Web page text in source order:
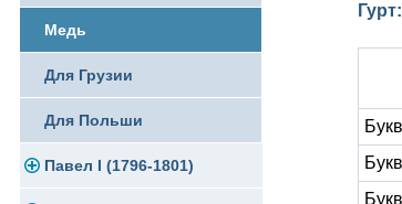
Памятные и донативные
Для Грузии
Русско-Польские
Для Польши
Памятные и донативные
Медь
Для Грузии
Для Польши
Павел I (1796-1801)
Гурт: